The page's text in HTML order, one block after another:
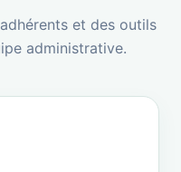
et des outils
administrative.